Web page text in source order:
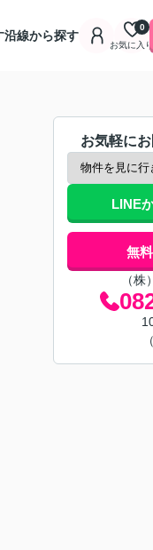
沿線から探す
お気に入り
0
お気軽に
LINE
無
（